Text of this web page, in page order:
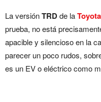
La versiónTRDde la
prueba, no está
apacible y silencioso en la
parecer un poco rudos,
es un EV o eléctrico como